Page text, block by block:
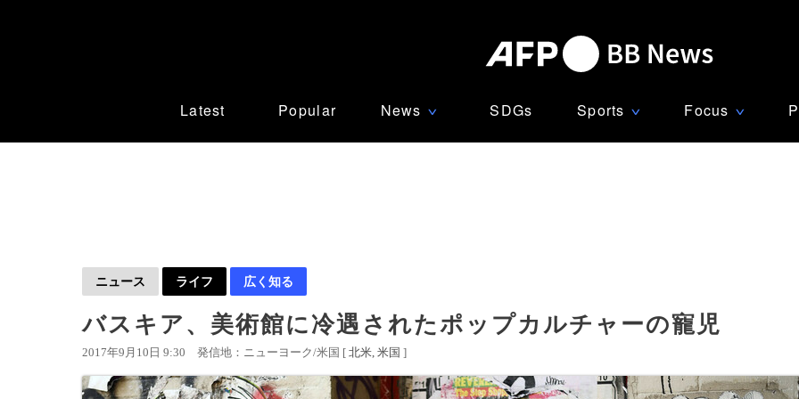
Latest Popular News ∨ SDGs Sports ∨ Focus ∨
ニュース ライフ 広く知る
バスキア、美術館に冷遇されたポップカルチャーの寵児
2017年9月10日 9:30 発信地：ニューヨーク/米国 [ 北米 米国 ]